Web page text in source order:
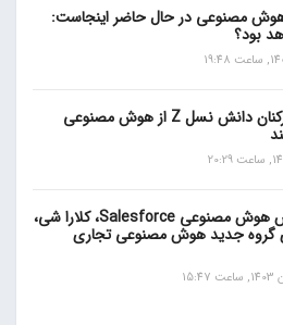
مصنوعی در حال حاضر اینجاست:
بود؟
تقریباً تمام کارکنان دانش نسل Z از هوش مصنوعی
متا مدیر بخش هوش مصنوعی Salesforce، کلارا شی،
گروه جدید هوش مصنوعی تجاری